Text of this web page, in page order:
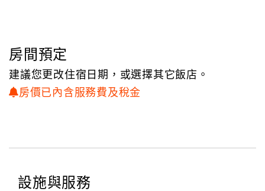
訂
單
管
理
戶
房間預定
建議您更改住宿日期，或選擇其它飯店。
房價已內含服務費及稅金
設施與服務